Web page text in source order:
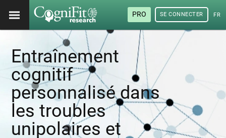
PRO SE CONNECTER
Entraînement
cognitif
personnalisé dans
les troubles
unipolaires et